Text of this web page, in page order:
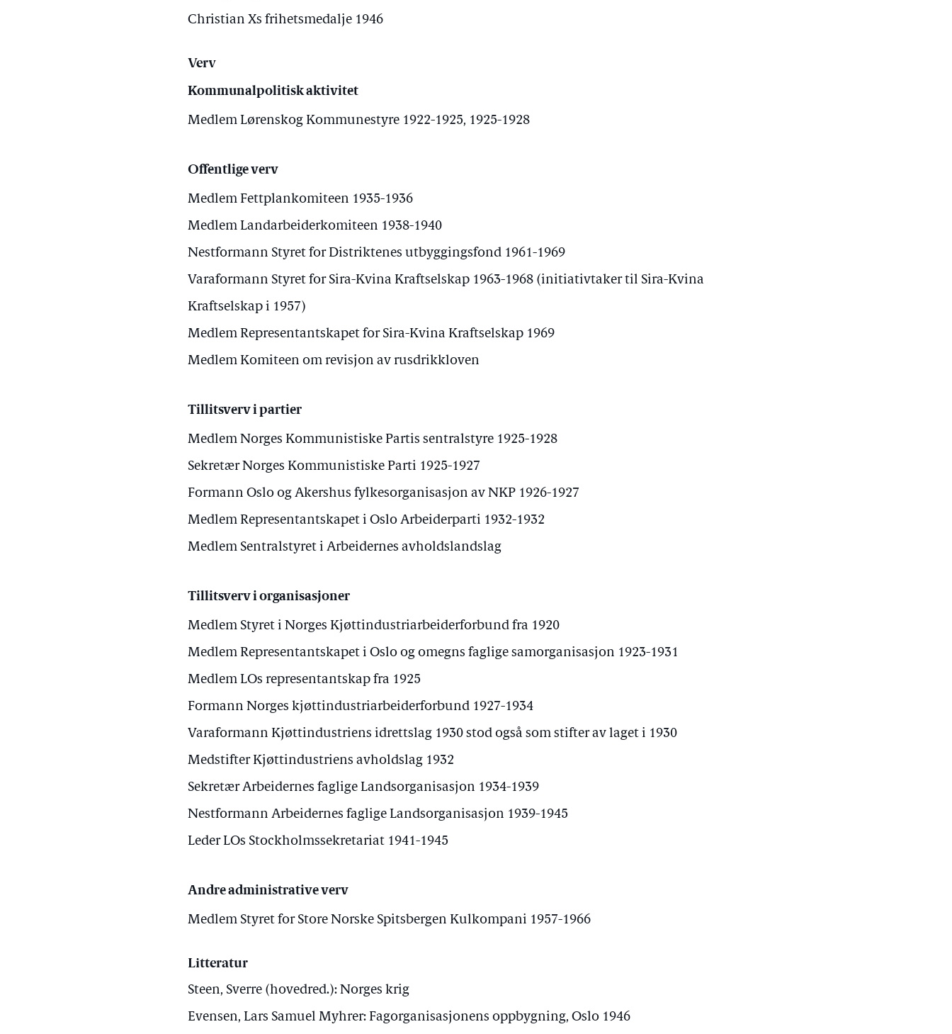
Christian Xs frihetsmedalje 1946
Verv
Kommunalpolitisk aktivitet
Medlem Lørenskog Kommunestyre 1922-1925, 1925-1928
Offentlige verv
Medlem Fettplankomiteen 1935-1936
Medlem Landarbeiderkomiteen 1938-1940
Nestformann Styret for Distriktenes utbyggingsfond 1961-1969
Varaformann Styret for Sira-Kvina Kraftselskap 1963-1968 (initiativtaker til Sira-Kvina
Kraftselskap i 1957)
Medlem Representantskapet for Sira-Kvina Kraftselskap 1969
Medlem Komiteen om revisjon av rusdrikkloven
Tillitsverv i partier
Medlem Norges Kommunistiske Partis sentralstyre 1925-1928
Sekretær Norges Kommunistiske Parti 1925-1927
Formann Oslo og Akershus fylkesorganisasjon av NKP 1926-1927
Medlem Representantskapet i Oslo Arbeiderparti 1932-1932
Medlem Sentralstyret i Arbeidernes avholdslandslag
Tillitsverv i organisasjoner
Medlem Styret i Norges Kjøttindustriarbeiderforbund fra 1920
Medlem Representantskapet i Oslo og omegns faglige samorganisasjon 1923-1931
Medlem LOs representantskap fra 1925
Formann Norges kjøttindustriarbeiderforbund 1927-1934
Varaformann Kjøttindustriens idrettslag 1930 stod også som stifter av laget i 1930
Medstifter Kjøttindustriens avholdslag 1932
Sekretær Arbeidernes faglige Landsorganisasjon 1934-1939
Nestformann Arbeidernes faglige Landsorganisasjon 1939-1945
Leder LOs Stockholmssekretariat 1941-1945
Andre administrative verv
Medlem Styret for Store Norske Spitsbergen Kulkompani 1957-1966
Litteratur
Steen, Sverre (hovedred.): Norges krig
Evensen, Lars Samuel Myhrer: Fagorganisasjonens oppbygning, Oslo 1946